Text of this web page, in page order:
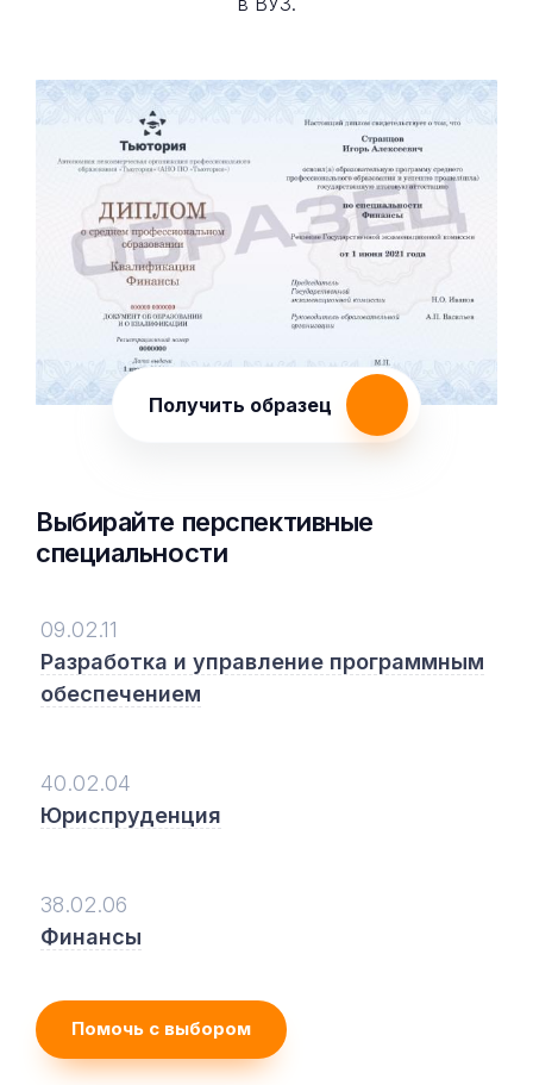
Получить образец
Выбирайте перспективные
специальности
09.02.11
Разработка и управление программным
обеспечением
40.02.04
Юриспруденция
38.02.06
Финансы
Помочь с выбором